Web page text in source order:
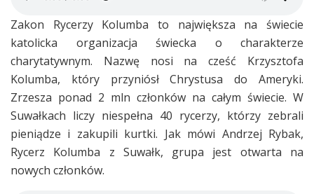
Zakon Rycerzy Kolumba to największa na świecie
katolicka organizacja świecka o charakterze
charytatywnym. Nazwę nosi na cześć Krzysztofa
Kolumba, który przyniósł Chrystusa do Ameryki.
Zrzesza ponad 2 mln członków na całym świecie. W
Suwałkach liczy niespełna 40 rycerzy, którzy zebrali
pieniądze i zakupili kurtki. Jak mówi Andrzej Rybak,
Rycerz Kolumba z Suwałk, grupa jest otwarta na
nowych członków.